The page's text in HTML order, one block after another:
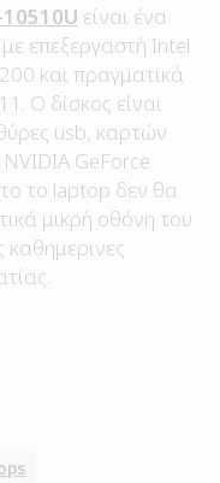
είναι ένα
επεξεργαστή Intel
και πραγματικά
Ο δίσκος είναι
usb, καρτών
GeForce
το laptop δεν θα
μικρή οθόνη του